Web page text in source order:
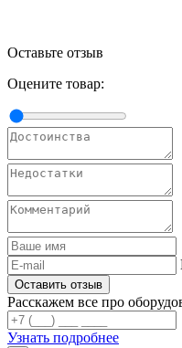
Оставьте отзыв
Оцените товар:
Расскажем все про
Узнать подробнее